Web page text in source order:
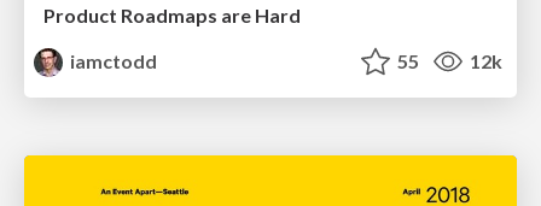
Product Roadmaps are Hard
iamctodd
55 12k